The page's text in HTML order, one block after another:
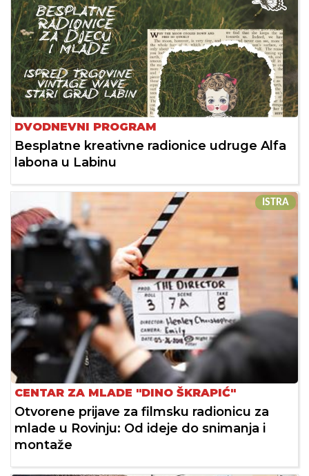
DVODNEVNI PROGRAM
Besplatne kreativne radionice udruge Alfa
labona u Labinu
ISTRA
CENTAR ZA MLADE "DINO ŠKRAPIĆ"
Otvorene prijave za filmsku radionicu za
mlade u Rovinju: Od ideje do snimanja i
montaže